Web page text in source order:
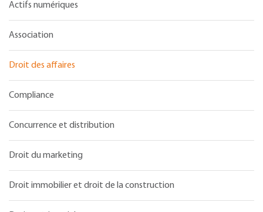
Actifs numériques
Association
Droit des affaires
Compliance
Concurrence et distribution
Droit du marketing
Droit immobilier et droit de la construction